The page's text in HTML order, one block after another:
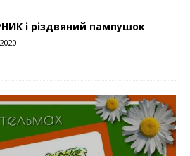
і різдвяний пампушок